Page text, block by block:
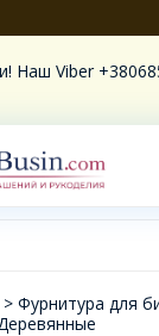
Наш Viber
Фурнитура для